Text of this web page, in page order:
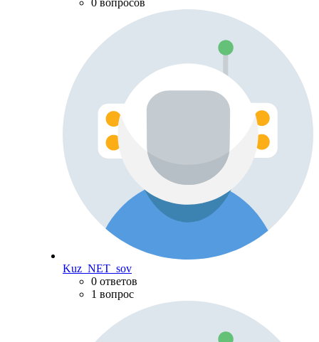
0 вопросов
Kuz_NET_sov
0 ответов
1 вопрос